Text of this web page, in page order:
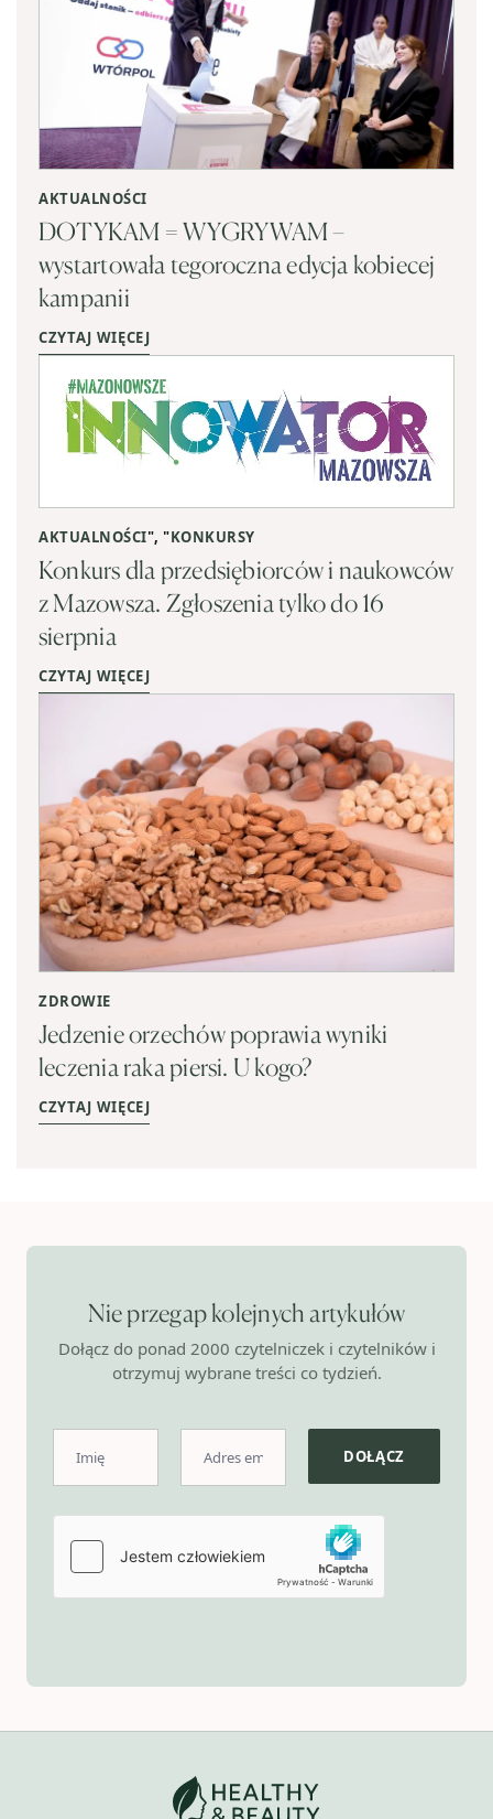
AKTUALNOŚCI
DOTYKAM = WYGRYWAM –
wystartowała tegoroczna edycja kobiecej
kampanii
CZYTAJ WIĘCEJ
AKTUALNOŚCI", "KONKURSY
Konkurs dla przedsiębiorców i naukowców
z Mazowsza. Zgłoszenia tylko do 16
sierpnia
CZYTAJ WIĘCEJ
ZDROWIE
Jedzenie orzechów poprawia wyniki
leczenia raka piersi. U kogo?
CZYTAJ WIĘCEJ
Nie przegap kolejnych artykułów
Dołącz do ponad 2000 czytelniczek i czytelników i
otrzymuj wybrane treści co tydzień.